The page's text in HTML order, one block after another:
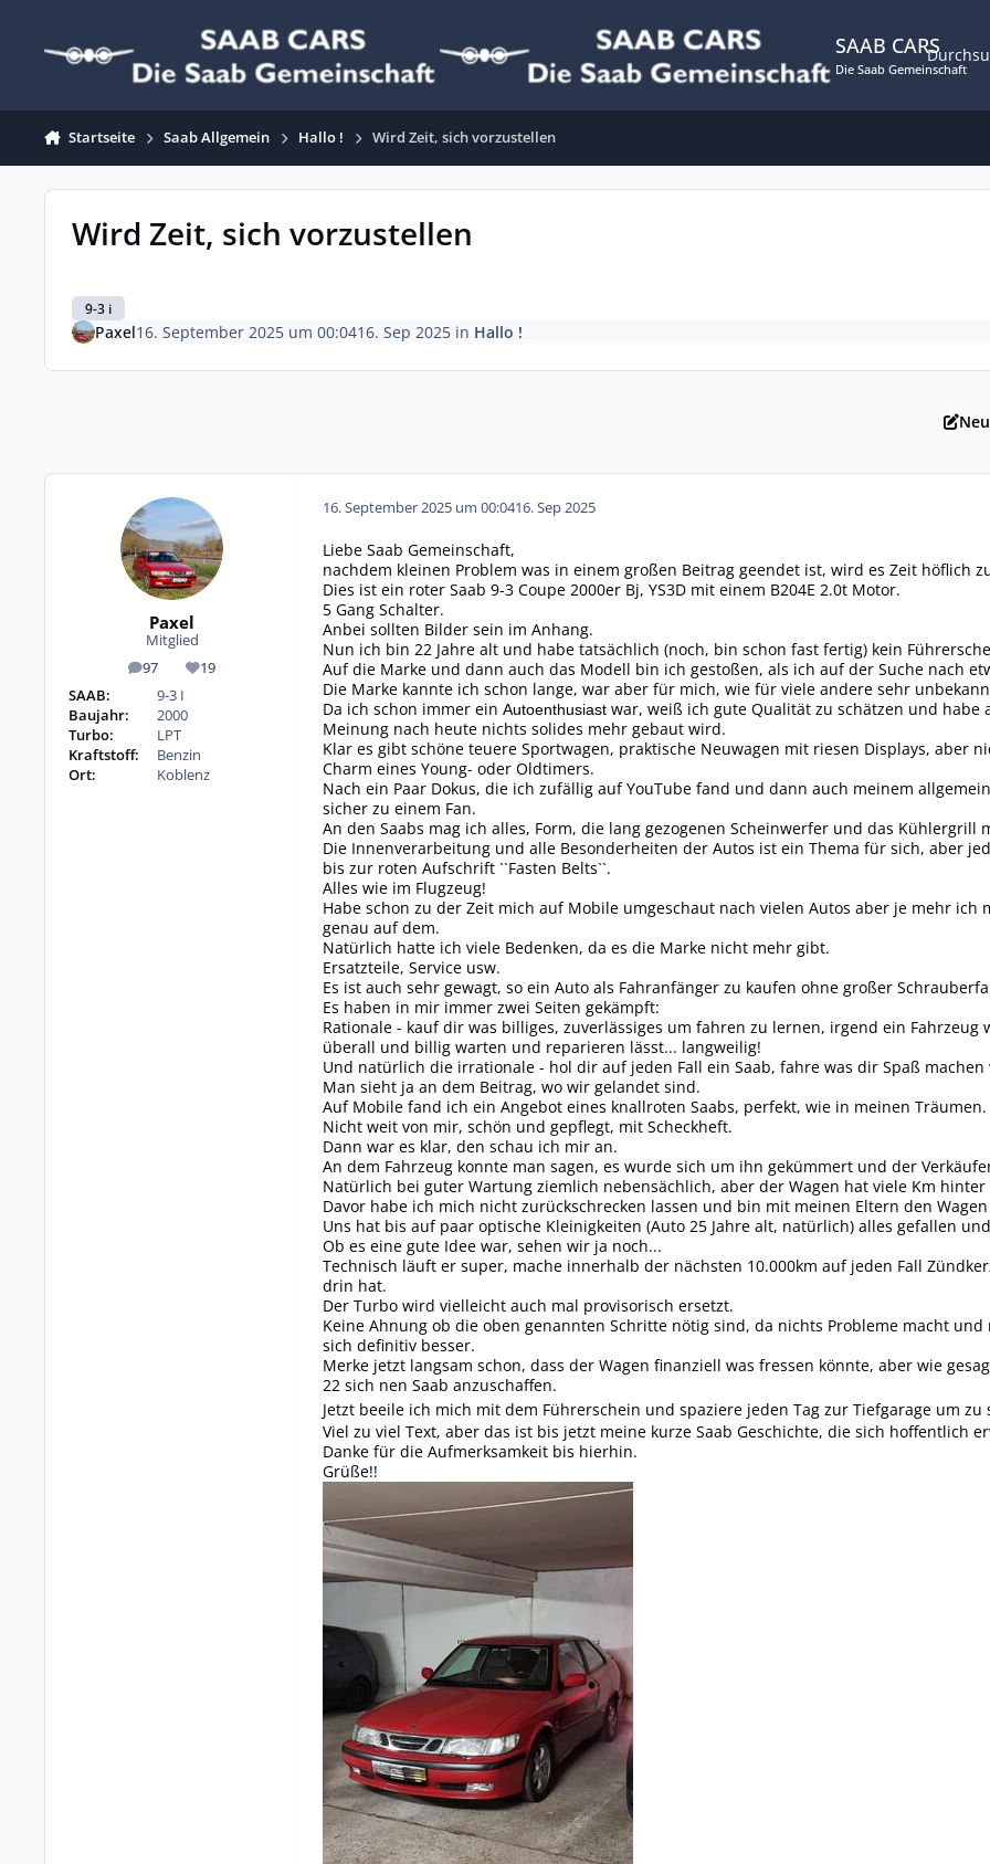
SAAB CARS
Die Saab Gemeinschaft
Startseite Saab Allgemein Hallo ! Wird Zeit, sich vorzustellen
Wird Zeit, sich vorzustellen
9-3 i
Paxel16. September 2025 um 00:0416. Sep 2025in Hallo !
Paxel
Mitglied
97
Beiträge 19
Reputation
SAAB:
9-3 I
Baujahr:
2000
Turbo:
LPT
Kraftstoff:
Benzin
Ort:
Koblenz
16. September 2025 um 00:0416. Sep 2025
Liebe Saab Gemeinschaft,
nachdem kleinen Problem was in einem großen Beitrag geendet ist, wird es Zeit höflich
Dies ist ein roter Saab 9-3 Coupe 2000er Bj, YS3D mit einem B204E 2.0t Motor.
5 Gang Schalter.
Anbei sollten Bilder sein im Anhang.
Nun ich bin 22 Jahre alt und habe tatsächlich (noch, bin schon fast fertig) kein
Auf die Marke und dann auch das Modell bin ich gestoßen, als ich auf der Suche nach
Die Marke kannte ich schon lange, war aber für mich, wie für viele andere sehr
Da ich schon immer ein Autoenthusiast war, weiß ich gute Qualität zu schätzen und
Meinung nach heute nichts solides mehr gebaut wird.
Klar es gibt schöne teuere Sportwagen, praktische Neuwagen mit riesen Displays, aber
Charm eines Young- oder Oldtimers.
Nach ein Paar Dokus, die ich zufällig auf YouTube fand und dann auch meinem
sicher zu einem Fan.
An den Saabs mag ich alles, Form, die lang gezogenen Scheinwerfer und das Kühlergrill
Die Innenverarbeitung und alle Besonderheiten der Autos ist ein Thema für sich, aber
bis zur roten Aufschrift ``Fasten Belts``.
Alles wie im Flugzeug!
Habe schon zu der Zeit mich auf Mobile umgeschaut nach vielen Autos aber je mehr
genau auf dem.
Natürlich hatte ich viele Bedenken, da es die Marke nicht mehr gibt.
Ersatzteile, Service usw.
Es ist auch sehr gewagt, so ein Auto als Fahranfänger zu kaufen ohne großer
Es haben in mir immer zwei Seiten gekämpft:
Rationale - kauf dir was billiges, zuverlässiges um fahren zu lernen, irgend ein
überall und billig warten und reparieren lässt... langweilig!
Und natürlich die irrationale - hol dir auf jeden Fall ein Saab, fahre was dir Spaß
Man sieht ja an dem Beitrag, wo wir gelandet sind.
Auf Mobile fand ich ein Angebot eines knallroten Saabs, perfekt, wie in meinen Träumen.
Nicht weit von mir, schön und gepflegt, mit Scheckheft.
Dann war es klar, den schau ich mir an.
An dem Fahrzeug konnte man sagen, es wurde sich um ihn gekümmert und der
Natürlich bei guter Wartung ziemlich nebensächlich, aber der Wagen hat viele Km
Davor habe ich mich nicht zurückschrecken lassen und bin mit meinen Eltern den
Uns hat bis auf paar optische Kleinigkeiten (Auto 25 Jahre alt, natürlich) alles gefallen
Ob es eine gute Idee war, sehen wir ja noch...
Technisch läuft er super, mache innerhalb der nächsten 10.000km auf jeden Fall
drin hat.
Der Turbo wird vielleicht auch mal provisorisch ersetzt.
Keine Ahnung ob die oben genannten Schritte nötig sind, da nichts Probleme macht
sich definitiv besser.
Merke jetzt langsam schon, dass der Wagen finanziell was fressen könnte, aber wie
22 sich nen Saab anzuschaffen.
Jetzt beeile ich mich mit dem Führerschein und spaziere jeden Tag zur Tiefgarage um
Viel zu viel Text, aber das ist bis jetzt meine kurze Saab Geschichte, die sich hoffentlich
Danke für die Aufmerksamkeit bis hierhin.
Grüße!!